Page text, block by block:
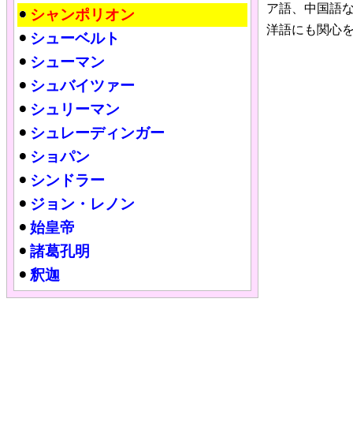
ア語、中国語
洋語にも関心
シャンポリオン
シューベルト
シューマン
シュバイツァー
シュリーマン
シュレーディンガー
ショパン
シンドラー
ジョン・レノン
始皇帝
諸葛孔明
釈迦